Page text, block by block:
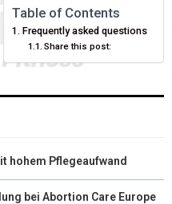
E
T
I
N
Table of Contents
Frequently asked questions
Share this post:
hohem Pflegeaufwand
bei Abortion Care Europe